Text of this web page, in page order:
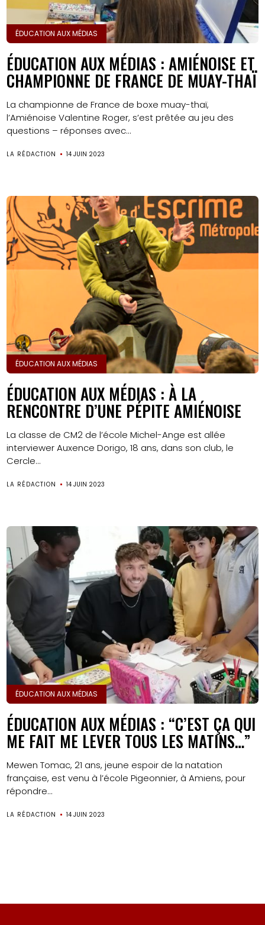
ÉDUCATION AUX MÉDIAS
ÉDUCATION AUX MÉDIAS : AMIÉNOISE ET
CHAMPIONNE DE FRANCE DE MUAY-THAÏ
La championne de France de boxe muay-thaï,
l’Amiénoise Valentine Roger, s’est prêtée au jeu des
questions – réponses avec...
LA RÉDACTION 14 JUIN 2023
ÉDUCATION AUX MÉDIAS
ÉDUCATION AUX MÉDIAS : À LA
RENCONTRE D’UNE PÉPITE AMIÉNOISE
La classe de CM2 de l’école Michel-Ange est allée
interviewer Auxence Dorigo, 18 ans, dans son club, le
Cercle...
LA RÉDACTION 14 JUIN 2023
ÉDUCATION AUX MÉDIAS
ÉDUCATION AUX MÉDIAS : “C’EST ÇA QUI
ME FAIT ME LEVER TOUS LES MATINS…”
Mewen Tomac, 21 ans, jeune espoir de la natation
française, est venu à l’école Pigeonnier, à Amiens, pour
répondre...
LA RÉDACTION 14 JUIN 2023